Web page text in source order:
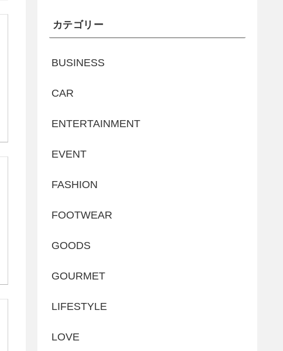
カテゴリー
BUSINESS
CAR
ENTERTAINMENT
EVENT
FASHION
FOOTWEAR
GOODS
GOURMET
LIFESTYLE
LOVE